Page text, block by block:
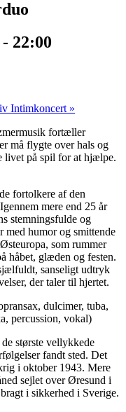
- 22:00
Intimkoncert »
fortæller
må flygte over hals og
livet på spil for at hjælpe.
fortolkere af den
mere end 25 år
stemningsfulde og
humor og smittende
som rummer
håbet, glæden og festen.
sanseligt udtryk
der taler til hjertet.
dulcimer, tuba,
percussion, vokal)
største vellykkede
fandt sted. Det
i oktober 1943. Mere
sejlet over Øresund i
i sikkerhed i Sverige.